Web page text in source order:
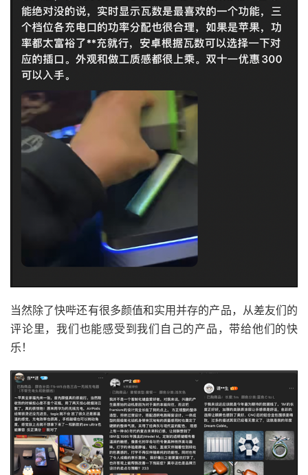
当然除了快哔还有很多颜值和实用并存的产品，从差友们的
评论里，我们也能感受到我们自己的产品，带给他们的快
乐！